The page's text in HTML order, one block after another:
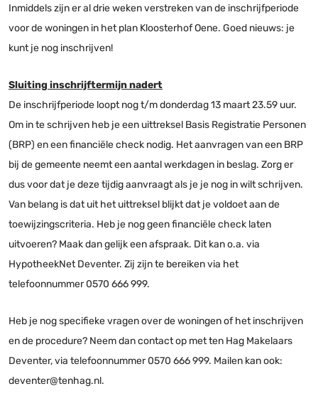
Inmiddels zijn er al drie weken verstreken van de inschrijfperiode
voor de woningen in het plan Kloosterhof Oene. Goed nieuws: je
kunt je nog inschrijven!
Sluiting inschrijftermijn nadert
De inschrijfperiode loopt nog t/m donderdag 13 maart 23.59 uur.
Om in te schrijven heb je een uittreksel Basis Registratie Personen
(BRP) en een financiële check nodig. Het aanvragen van een BRP
bij de gemeente neemt een aantal werkdagen in beslag. Zorg er
dus voor dat je deze tijdig aanvraagt als je je nog in wilt schrijven.
Van belang is dat uit het uittreksel blijkt dat je voldoet aan de
toewijzingscriteria. Heb je nog geen financiële check laten
uitvoeren? Maak dan gelijk een afspraak. Dit kan o.a. via
HypotheekNet Deventer. Zij zijn te bereiken via het
telefoonnummer 0570 666 999.
Heb je nog specifieke vragen over de woningen of het inschrijven
en de procedure? Neem dan contact op met ten Hag Makelaars
Deventer, via telefoonnummer 0570 666 999. Mailen kan ook:
deventer@tenhag.nl.